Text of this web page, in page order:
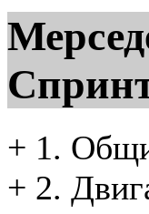
+ 1.
+ 2.